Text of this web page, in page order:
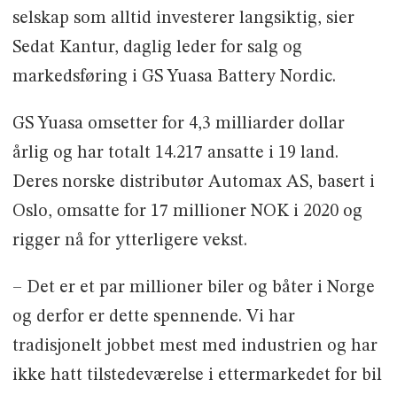
selskap som alltid investerer langsiktig, sier
Sedat Kantur, daglig leder for salg og
markedsføring i GS Yuasa Battery Nordic.
GS Yuasa omsetter for 4,3 milliarder dollar
årlig og har totalt 14.217 ansatte i 19 land.
Deres norske distributør Automax AS, basert i
Oslo, omsatte for 17 millioner NOK i 2020 og
rigger nå for ytterligere vekst.
– Det er et par millioner biler og båter i Norge
og derfor er dette spennende. Vi har
tradisjonelt jobbet mest med industrien og har
ikke hatt tilstedeværelse i ettermarkedet for bil